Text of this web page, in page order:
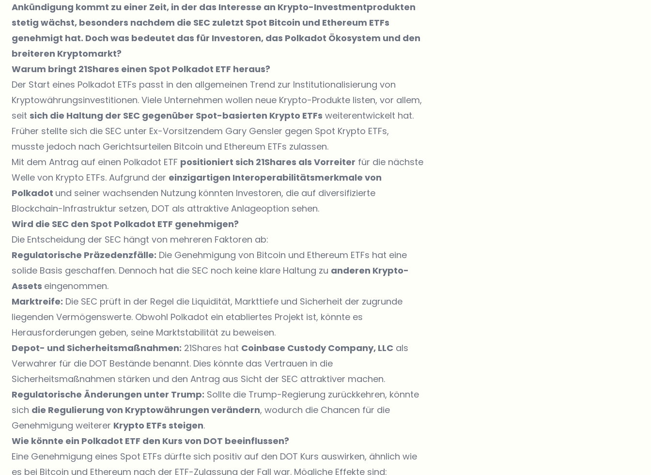
Ankündigung kommt zu einer Zeit, in der das Interesse an Krypto-Investmentprodukten
stetig wächst, besonders nachdem die SEC zuletzt Spot Bitcoin und Ethereum ETFs
genehmigt hat. Doch was bedeutet das für Investoren, das Polkadot Ökosystem und den
breiteren Kryptomarkt?
Warum bringt 21Shares einen Spot Polkadot ETF heraus?
Der Start eines Polkadot ETFs passt in den allgemeinen Trend zur Institutionalisierung von
Kryptowährungsinvestitionen. Viele Unternehmen wollen neue Krypto-Produkte listen, vor allem,
seit sich die Haltung der SEC gegenüber Spot-basierten Krypto ETFs weiterentwickelt hat.
Früher stellte sich die SEC unter Ex-Vorsitzendem Gary Gensler gegen Spot Krypto ETFs,
musste jedoch nach Gerichtsurteilen Bitcoin und Ethereum ETFs zulassen.
Mit dem Antrag auf einen Polkadot ETF positioniert sich 21Shares als Vorreiter für die nächste
Welle von Krypto ETFs. Aufgrund der einzigartigen Interoperabilitätsmerkmale von
Polkadot und seiner wachsenden Nutzung könnten Investoren, die auf diversifizierte
Blockchain-Infrastruktur setzen, DOT als attraktive Anlageoption sehen.
Wird die SEC den Spot Polkadot ETF genehmigen?
Die Entscheidung der SEC hängt von mehreren Faktoren ab:
Regulatorische Präzedenzfälle: Die Genehmigung von Bitcoin und Ethereum ETFs hat eine
solide Basis geschaffen. Dennoch hat die SEC noch keine klare Haltung zu anderen Krypto-
Assets eingenommen.
Marktreife: Die SEC prüft in der Regel die Liquidität, Markttiefe und Sicherheit der zugrunde
liegenden Vermögenswerte. Obwohl Polkadot ein etabliertes Projekt ist, könnte es
Herausforderungen geben, seine Marktstabilität zu beweisen.
Depot- und Sicherheitsmaßnahmen: 21Shares hat Coinbase Custody Company, LLC als
Verwahrer für die DOT Bestände benannt. Dies könnte das Vertrauen in die
Sicherheitsmaßnahmen stärken und den Antrag aus Sicht der SEC attraktiver machen.
Regulatorische Änderungen unter Trump: Sollte die Trump-Regierung zurückkehren, könnte
sich die Regulierung von Kryptowährungen verändern, wodurch die Chancen für die
Genehmigung weiterer Krypto ETFs steigen.
Wie könnte ein Polkadot ETF den Kurs von DOT beeinflussen?
Eine Genehmigung eines Spot ETFs dürfte sich positiv auf den DOT Kurs auswirken, ähnlich wie
es bei Bitcoin und Ethereum nach der ETF-Zulassung der Fall war. Mögliche Effekte sind: